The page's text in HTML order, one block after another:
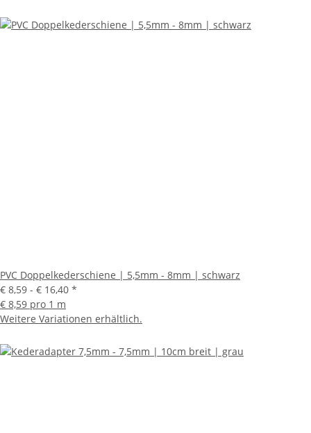
PVC Doppelkederschiene | 5,5mm - 8mm | schwarz
€ 8,59 - € 16,40 *
€ 8,59 pro 1 m
Weitere Variationen erhältlich.